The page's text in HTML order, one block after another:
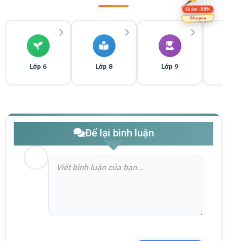
Lớp 6 Lớp 8 Lớp 9
Để lại bình luận
Giảm -50%
Shopee